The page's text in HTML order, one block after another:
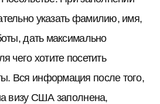
указать фамилию, имя,
дать максимально
чего хотите посетить
Вся информация после того,
визу США заполнена,